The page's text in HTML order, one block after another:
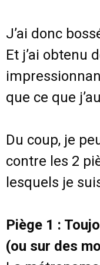
J’ai donc
Et j’ai obtenu
que ce que
Du coup, je
contre les 2
lesquels je
Piège 1 :
(ou sur des